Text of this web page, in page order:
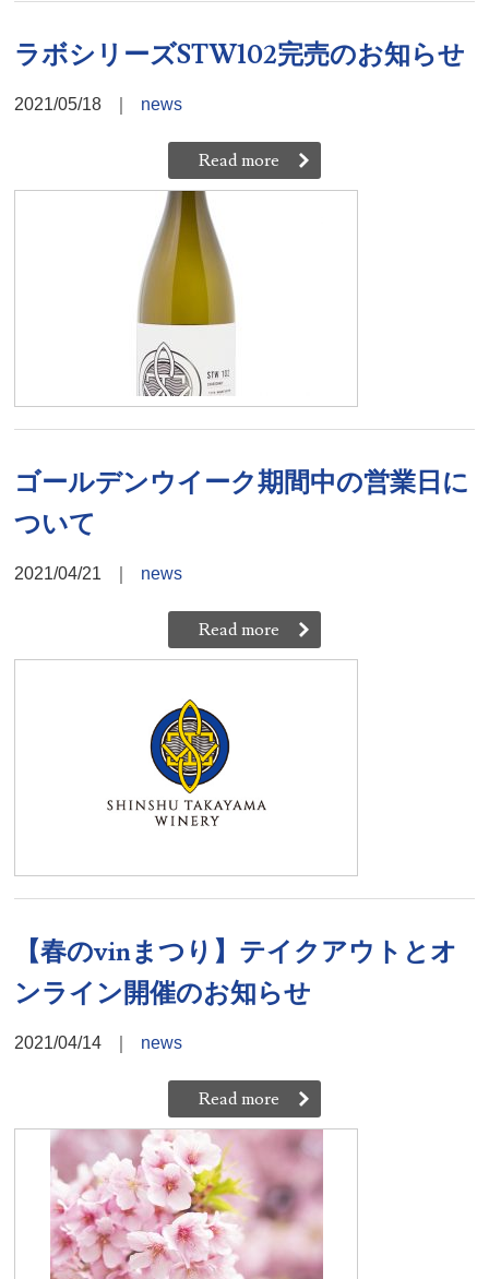
ラボシリーズSTW102完売のお知らせ
2021/05/18 news
Read more
ゴールデンウイーク期間中の営業日に
ついて
2021/04/21 news
Read more
【春のvinまつり】テイクアウトとオ
ンライン開催のお知らせ
2021/04/14 news
Read more